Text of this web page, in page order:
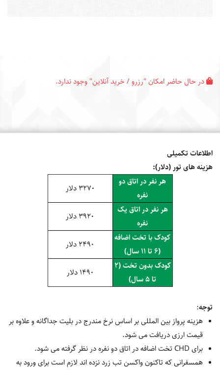
در حال حاضر امکان "رزرو / خرید آنلاین" وجود ندارد.
اطلاعات تکمیلی
هزینه های تور (دلار):
هر نفر در اتاق دو
نفره
3270 دلار
هر نفر در اتاق یک
نفره
3920 دلار
کودک با تخت اضافه
(6 تا 11 سال)
2490 دلار
کودک بدون تخت (2
تا 5 سال)
1490 دلار
توجه:
هزینه پرواز بین المللی بر اساس نرخ مندرج در بلیت جداگانه و علاوه بر
قیمت ارزی دریافت می شود.
برای CHD تخت اضافه در اتاق دو نفره در نظر گرفته می ‎شود.
همسفرانی که تاکنون واکسن تب زرد نزده‎ اند لازم است برای ورود به